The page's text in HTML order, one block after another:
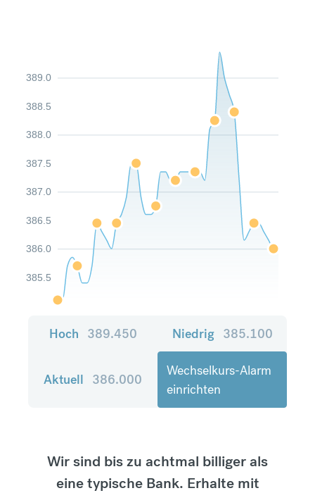
385.5
386.0
386.5
387.0
387.5
388.0
388.5
389.0
Hoch 389.450 Niedrig 385.100
Aktuell 386.000
Wechselkurs-Alarm
einrichten
Wir sind bis zu achtmal billiger als
eine typische Bank. Erhalte mit